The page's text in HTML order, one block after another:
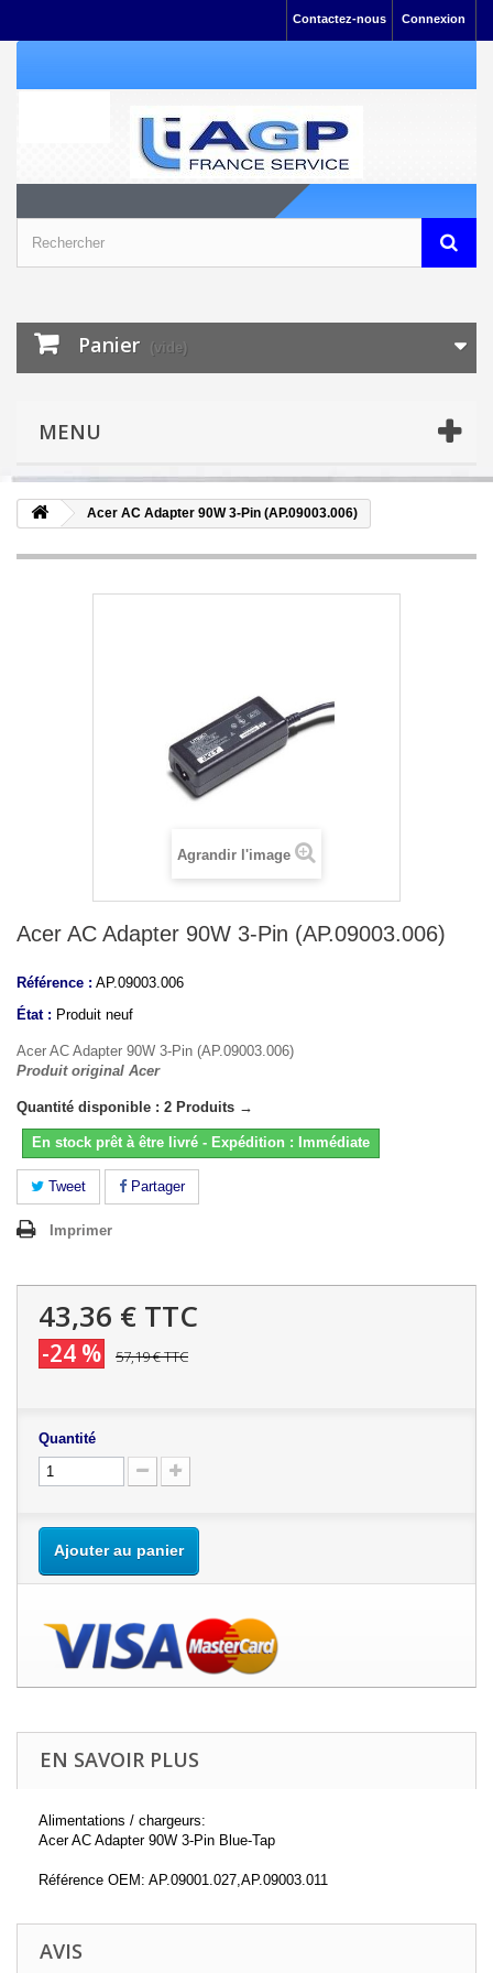
Connexion
Contactez-nous
Panier (vide)
MENU
Acer AC Adapter 90W 3-Pin (AP.09003.006)
Agrandir l'image
Acer AC Adapter 90W 3-Pin (AP.09003.006)
Référence : AP.09003.006
État : Produit neuf
Acer AC Adapter 90W 3-Pin (AP.09003.006)
Produit original Acer
Quantité disponible : 2 Produits →
En stock prêt à être livré - Expédition : Immédiate
Tweet Partager
Imprimer
43,36 € TTC
-24 % 57,19 €TTC
Quantité
Ajouter au panier
EN SAVOIR PLUS
Alimentations / chargeurs:
Acer AC Adapter 90W 3-Pin Blue-Tap
Référence OEM: AP.09001.027,AP.09003.011
AVIS